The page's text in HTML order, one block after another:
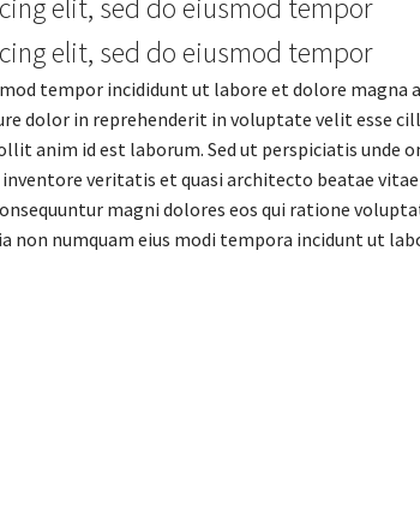
elit, sed do eiusmod tempor
tempor incididunt ut labore et dolore magna
dolor in reprehenderit in voluptate velit esse
anim id est laborum. Sed ut perspiciatis unde
veritatis et quasi architecto beatae
magni dolores eos qui ratione
non numquam eius modi tempora incidunt ut